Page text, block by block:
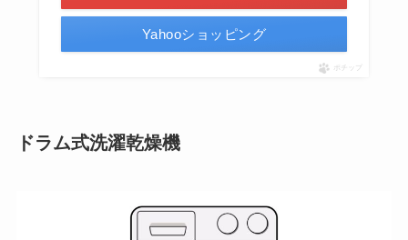
Yahooショッピング
ポチップ
ドラム式洗濯乾燥機